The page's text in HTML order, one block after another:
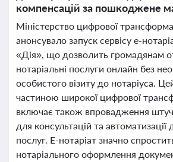
компенсацій за пошкоджене
Міністерство цифрової
анонсувало запуск сервісу е-
«Дія», що дозволить громадянам
нотаріальні послуги онлайн без
особистого візиту до нотаріуса.
частиною широкої цифрової
включає також впровадження
для консультацій та
послуг. Е-нотаріат значно
нотаріального оформлення